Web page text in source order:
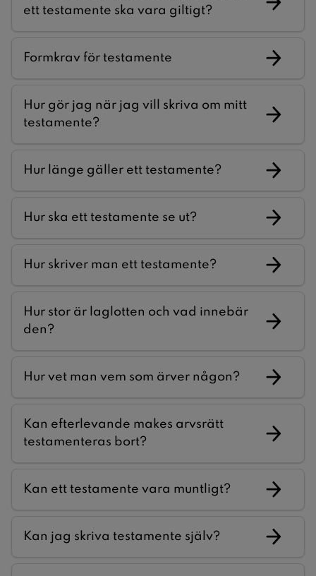
ett testamente ska vara giltigt?
Formkrav för testamente
Hur gör jag när jag vill skriva om mitt
testamente?
Hur länge gäller ett testamente?
Hur ska ett testamente se ut?
Hur skriver man ett testamente?
Hur stor är laglotten och vad innebär
den?
Hur vet man vem som ärver någon?
Kan efterlevande makes arvsrätt
testamenteras bort?
Kan ett testamente vara muntligt?
Kan jag skriva testamente själv?